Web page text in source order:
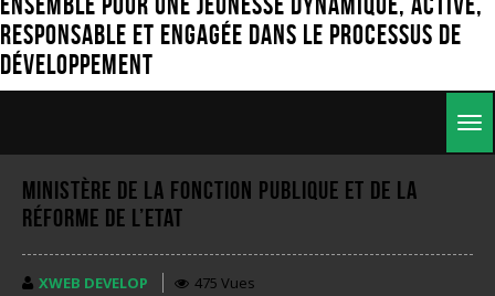
responsable et engagée dans le processus de
développement
MINISTÈRE DE LA FONCTION PUBLIQUE ET DE LA
RÉFORME DE L’ETAT
XWEB DEVELOP 475 Vues